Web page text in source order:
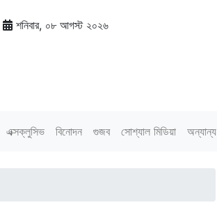
শনিবার, ০৮ আগস্ট ২০২৬
এক্সক্লুসিভ বিনোদন গুজব সোশ্যাল মিডিয়া অন্যান্য